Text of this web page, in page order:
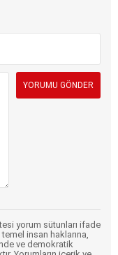
yorum sütunları ifade
temel insan haklarına,
ve demokratik